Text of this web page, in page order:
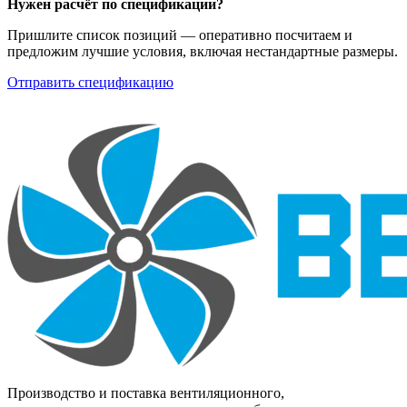
необходимости
возвращается в исходное
положение под действием
отключении
термодатчика.
системах
противопожарной
Нужен расчёт по спецификации?
Пришлите список позиций — оперативно посчитаем и
предложим лучшие условия, включая нестандартные размеры.
Отправить спецификацию
Производство и поставка вентиляционного,